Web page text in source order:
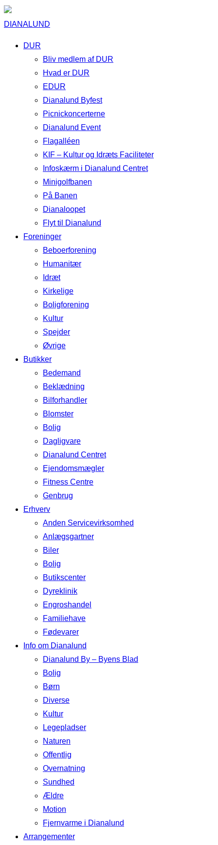
DIANALUND
DUR
Bliv medlem af DUR
Hvad er DUR
EDUR
Dianalund Byfest
Picnickoncerterne
Dianalund Event
Flagalléen
KIF – Kultur og Idræts Faciliteter
Infoskærm i Dianalund Centret
Minigolfbanen
På Banen
Dianaloopet
Flyt til Dianalund
Foreninger
Beboerforening
Humanitær
Idræt
Kirkelige
Boligforening
Kultur
Spejder
Øvrige
Butikker
Bedemand
Beklædning
Bilforhandler
Blomster
Bolig
Dagligvare
Dianalund Centret
Ejendomsmægler
Fitness Centre
Genbrug
Erhverv
Anden Servicevirksomhed
Anlægsgartner
Biler
Bolig
Butikscenter
Dyreklinik
Engroshandel
Familiehave
Fødevarer
Info om Dianalund
Dianalund By – Byens Blad
Bolig
Børn
Diverse
Kultur
Legepladser
Naturen
Offentlig
Overnatning
Sundhed
Ældre
Motion
Fjernvarme i Dianalund
Arrangementer